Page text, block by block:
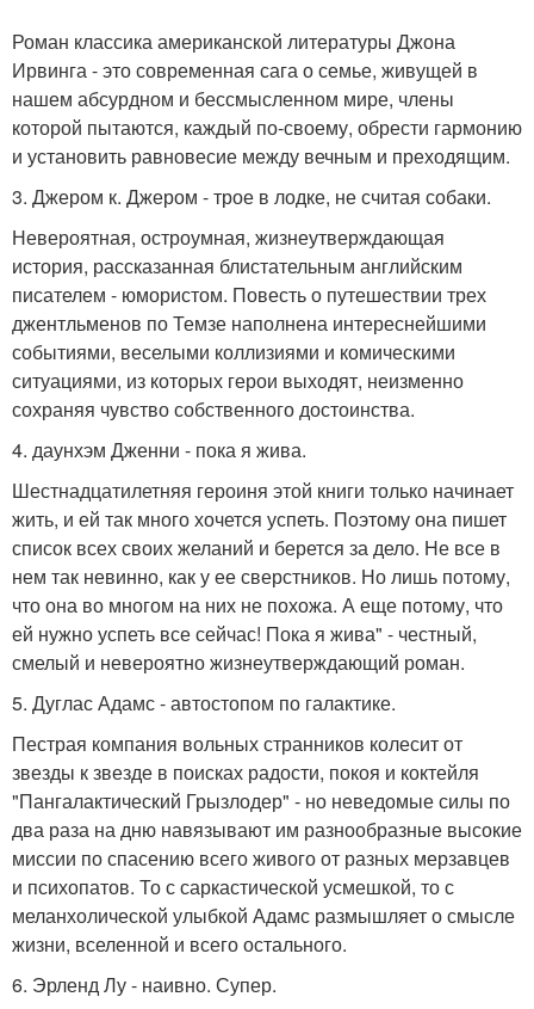
Роман классика американской литературы Джона
Ирвинга - это современная сага о семье, живущей в
нашем абсурдном и бессмысленном мире, члены
которой пытаются, каждый по-своему, обрести гармонию
и установить равновесие между вечным и преходящим.
3. Джером к. Джером - трое в лодке, не считая собаки.
Невероятная, остроумная, жизнеутверждающая
история, рассказанная блистательным английским
писателем - юмористом. Повесть о путешествии трех
джентльменов по Темзе наполнена интереснейшими
событиями, веселыми коллизиями и комическими
ситуациями, из которых герои выходят, неизменно
сохраняя чувство собственного достоинства.
4. даунхэм Дженни - пока я жива.
Шестнадцатилетняя героиня этой книги только начинает
жить, и ей так много хочется успеть. Поэтому она пишет
список всех своих желаний и берется за дело. Не все в
нем так невинно, как у ее сверстников. Но лишь потому,
что она во многом на них не похожа. А еще потому, что
ей нужно успеть все сейчас! Пока я жива" - честный,
смелый и невероятно жизнеутверждающий роман.
5. Дуглас Адамс - автостопом по галактике.
Пестрая компания вольных странников колесит от
звезды к звезде в поисках радости, покоя и коктейля
"Пангалактический Грызлодер" - но неведомые силы по
два раза на дню навязывают им разнообразные высокие
миссии по спасению всего живого от разных мерзавцев
и психопатов. То с саркастической усмешкой, то с
меланхолической улыбкой Адамс размышляет о смысле
жизни, вселенной и всего остального.
6. Эрленд Лу - наивно. Супер.